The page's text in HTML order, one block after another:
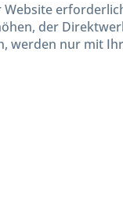
der
werden nur mit